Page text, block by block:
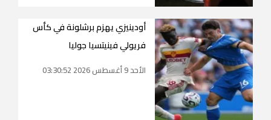
أودينيزي يهزم برشلونة في كأس
فريولي فينيتسيا جوليا
الأحد 9 أغسطس 2026 03:30:52